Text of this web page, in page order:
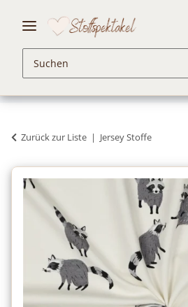
Zurück zur Liste Jersey Stoffe